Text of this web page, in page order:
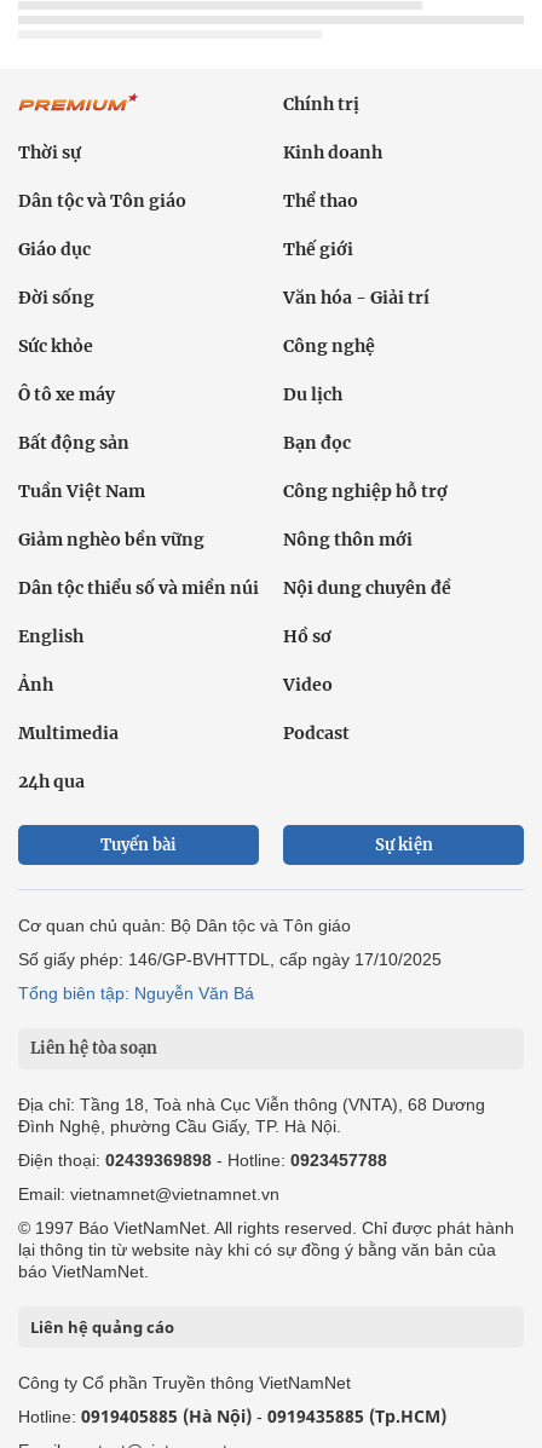
Chính trị
Thời sự Kinh doanh
Dân tộc và Tôn giáo Thể thao
Giáo dục Thế giới
Đời sống Văn hóa - Giải trí
Sức khỏe Công nghệ
Ô tô xe máy Du lịch
Bất động sản Bạn đọc
Tuần Việt Nam Công nghiệp hỗ trợ
Giảm nghèo bền vững Nông thôn mới
Dân tộc thiểu số và miền núi Nội dung chuyên đề
English Hồ sơ
Ảnh Video
Multimedia Podcast
24h qua
Tuyến bài Sự kiện
Cơ quan chủ quản: Bộ Dân tộc và Tôn giáo
Số giấy phép: 146/GP-BVHTTDL, cấp ngày 17/10/2025
Tổng biên tập: Nguyễn Văn Bá
Liên hệ tòa soạn
Địa chỉ: Tầng 18, Toà nhà Cục Viễn thông (VNTA), 68 Dương
Đình Nghệ, phường Cầu Giấy, TP. Hà Nội.
Điện thoại: 02439369898 - Hotline: 0923457788
Email: vietnamnet@vietnamnet.vn
© 1997 Báo VietNamNet. All rights reserved. Chỉ được phát hành
lại thông tin từ website này khi có sự đồng ý bằng văn bản của
báo VietNamNet.
Liên hệ quảng cáo
Công ty Cổ phần Truyền thông VietNamNet
Hotline: 0919405885 (Hà Nội) - 0919435885 (Tp.HCM)